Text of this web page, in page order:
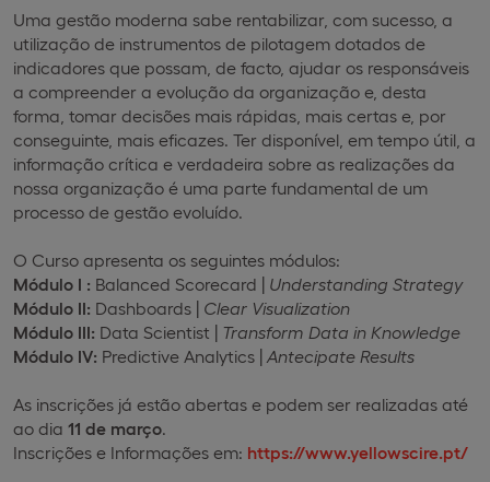
Uma gestão moderna sabe rentabilizar, com sucesso, a
utilização de instrumentos de pilotagem dotados de
indicadores que possam, de facto, ajudar os responsáveis
a compreender a evolução da organização e, desta
forma, tomar decisões mais rápidas, mais certas e, por
conseguinte, mais eficazes. Ter disponível, em tempo útil, a
informação crítica e verdadeira sobre as realizações da
nossa organização é uma parte fundamental de um
processo de gestão evoluído.
O Curso apresenta os seguintes módulos:
Módulo I : Balanced Scorecard | Understanding Strategy
Módulo II: Dashboards | Clear Visualization
Módulo III: Data Scientist | Transform Data in Knowledge
Módulo IV: Predictive Analytics | Antecipate Results
As inscrições já estão abertas e podem ser realizadas até
ao dia 11 de março.
Inscrições e Informações em: https://www.yellowscire.pt/